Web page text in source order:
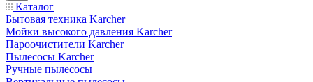
Каталог
Бытовая техника Karcher
Мойки высокого давления Karcher
Пароочистители Karcher
Пылесосы Karcher
Ручные пылесосы